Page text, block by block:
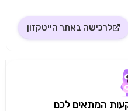
לרכישה באתר הייטקזון
המתאים לכם